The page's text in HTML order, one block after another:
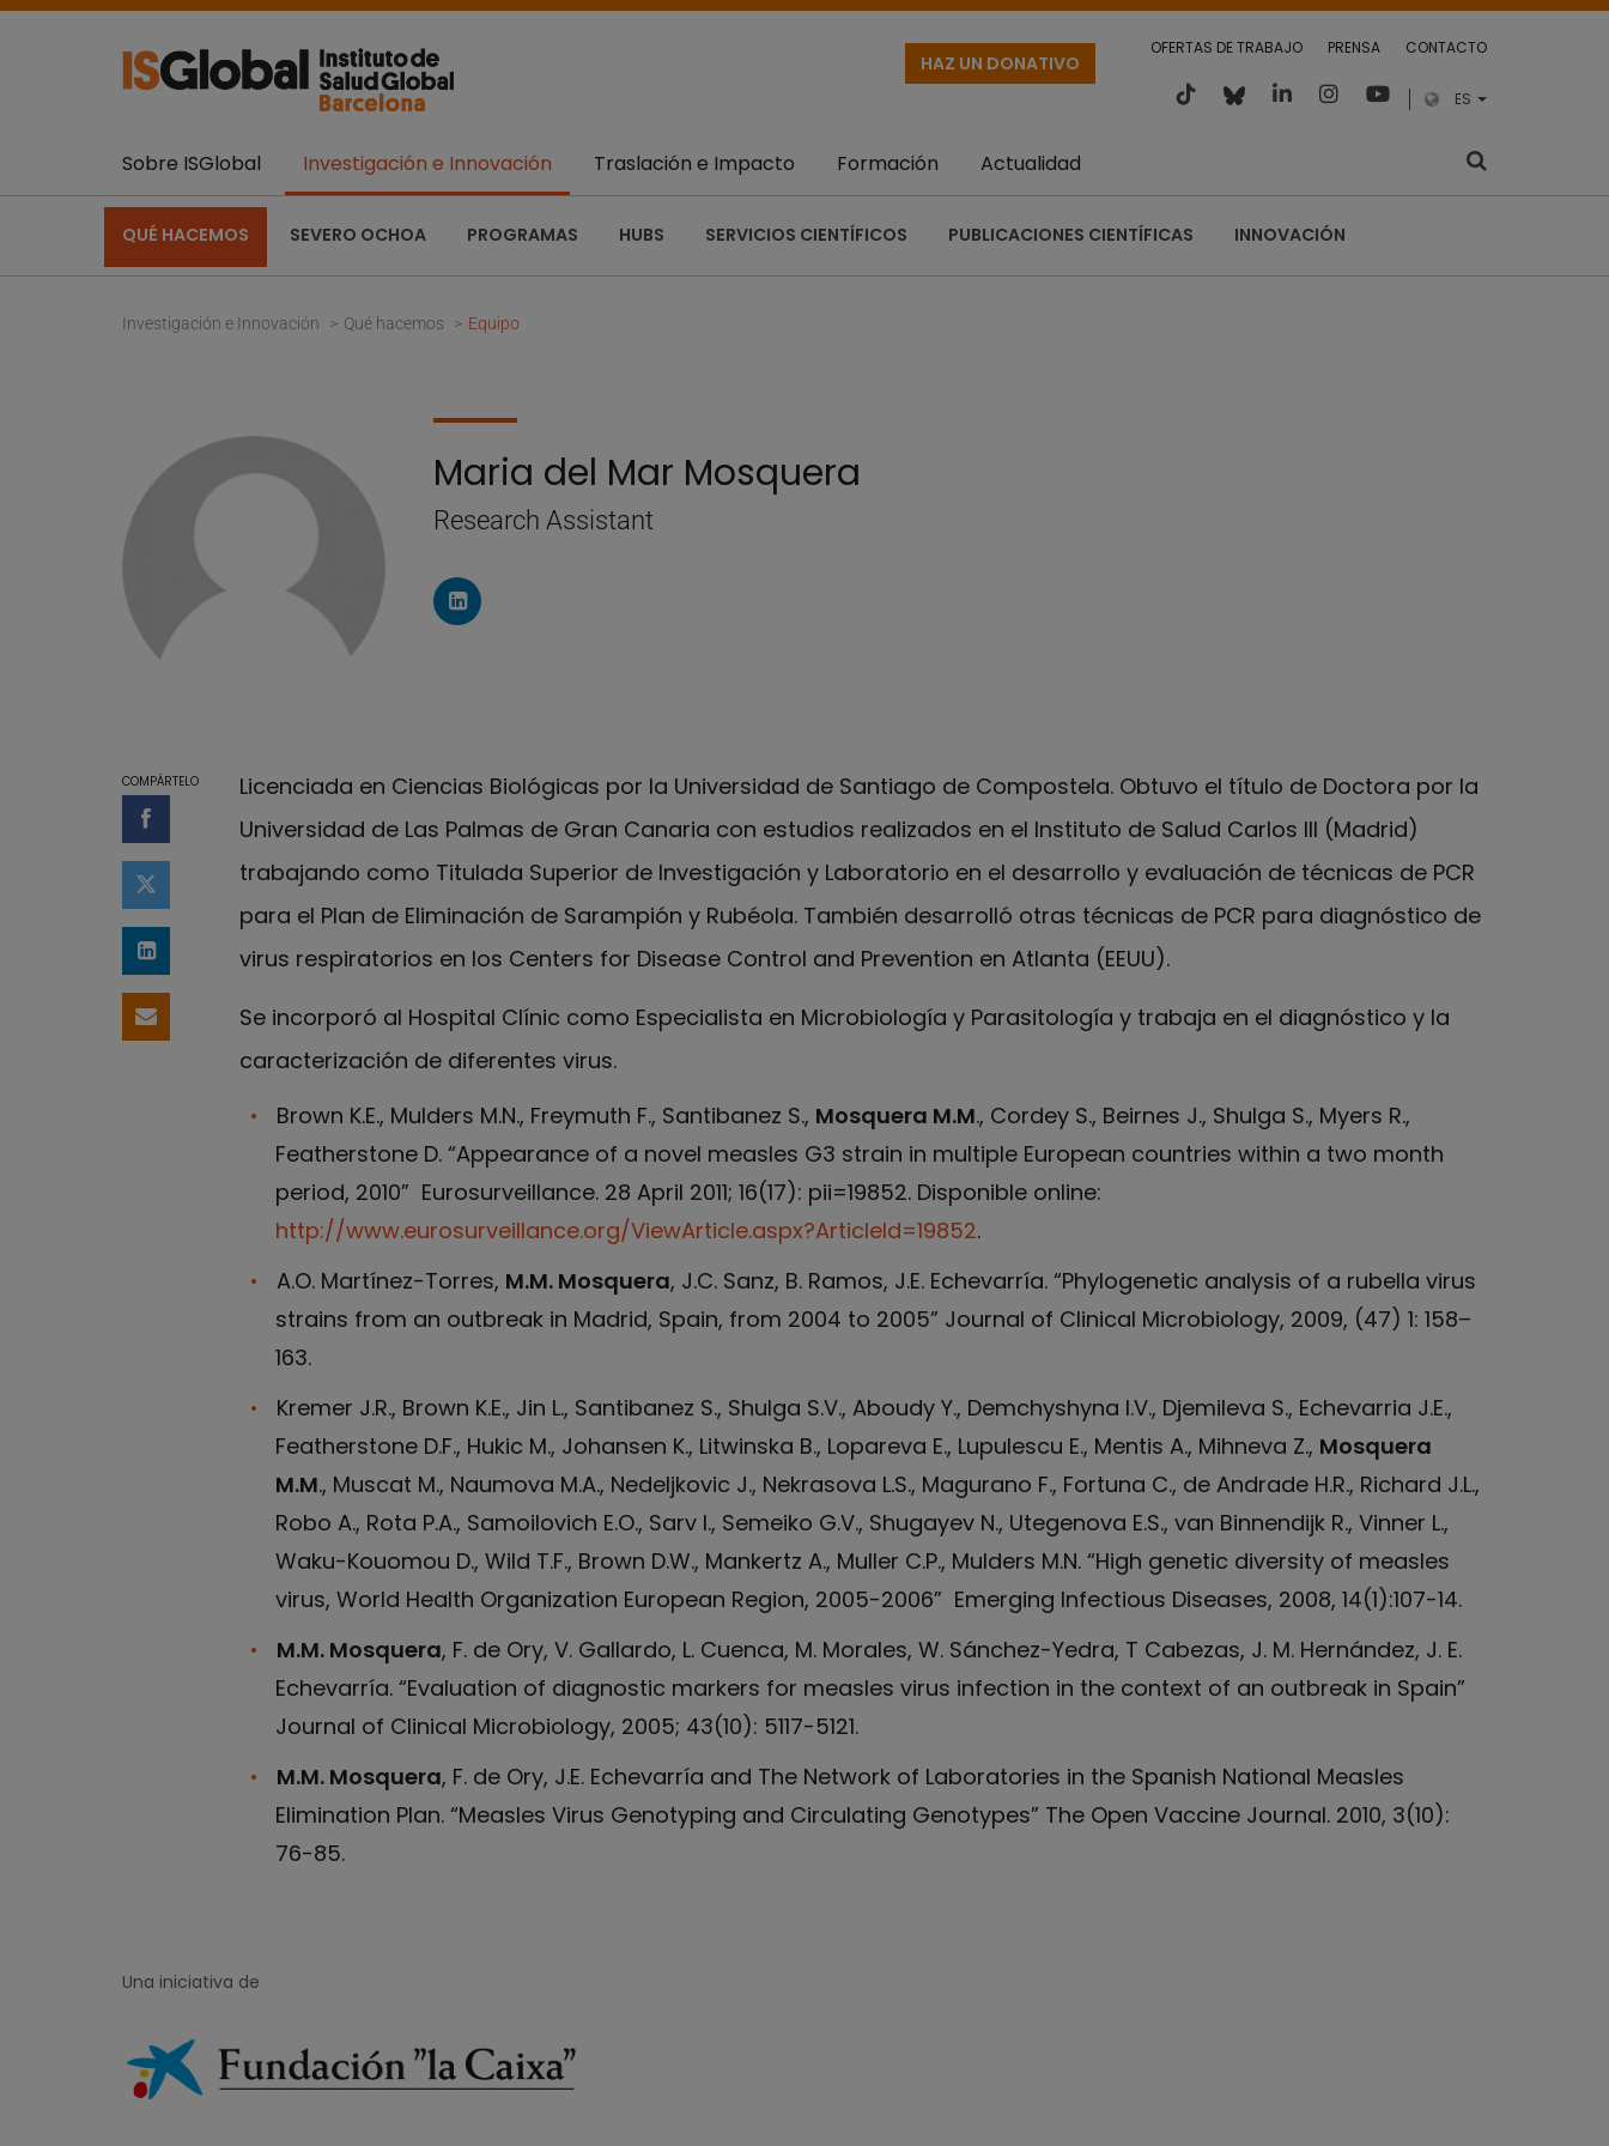
OFERTAS DE TRABAJO PRENSA CONTACTO
ES
HAZ UN DONATIVO
Sobre ISGlobal Investigación e Innovación
QUÉ HACEMOS SEVERO OCHOA PROGRAMAS HUBS SERVICIOS CIENTÍFICOS PUBLICACIONES CIENTÍFICAS INNOVACIÓN
Traslación e Impacto Formación Actualidad
Investigación e Innovación Qué hacemos Equipo
Maria del Mar Mosquera
Research Assistant
Perfil de Linkedin de Maria del Mar Mosquera
COMPÁRTELO
Compartir en Facebook
Compartir en Twitter
Compartir en LinkedIn
Compartir por email
Licenciada en Ciencias Biológicas por la Universidad de Santiago de Compostela. Obtuvo el título de Doctora por la
Universidad de Las Palmas de Gran Canaria con estudios realizados en el Instituto de Salud Carlos III (Madrid)
trabajando como Titulada Superior de Investigación y Laboratorio en el desarrollo y evaluación de técnicas de PCR
para el Plan de Eliminación de Sarampión y Rubéola. También desarrolló otras técnicas de PCR para diagnóstico de
virus respiratorios en los Centers for Disease Control and Prevention en Atlanta (EEUU).
Se incorporó al Hospital Clínic como Especialista en Microbiología y Parasitología y trabaja en el diagnóstico y la
caracterización de diferentes virus.
Brown K.E., Mulders M.N., Freymuth F., Santibanez S., Mosquera M.M., Cordey S., Beirnes J., Shulga S., Myers R.,
Featherstone D. “Appearance of a novel measles G3 strain in multiple European countries within a two month
period, 2010” Eurosurveillance. 28 April 2011; 16(17): pii=19852. Disponible online:
http://www.eurosurveillance.org/ViewArticle.aspx?ArticleId=19852.
A.O. Martínez-Torres, M.M. Mosquera, J.C. Sanz, B. Ramos, J.E. Echevarría. “Phylogenetic analysis of a rubella virus
strains from an outbreak in Madrid, Spain, from 2004 to 2005” Journal of Clinical Microbiology, 2009, (47) 1: 158–
163.
Kremer J.R., Brown K.E., Jin L., Santibanez S., Shulga S.V., Aboudy Y., Demchyshyna I.V., Djemileva S., Echevarria J.E.,
Featherstone D.F., Hukic M., Johansen K., Litwinska B., Lopareva E., Lupulescu E., Mentis A., Mihneva Z., Mosquera
M.M., Muscat M., Naumova M.A., Nedeljkovic J., Nekrasova L.S., Magurano F., Fortuna C., de Andrade H.R., Richard J.L.,
Robo A., Rota P.A., Samoilovich E.O., Sarv I., Semeiko G.V., Shugayev N., Utegenova E.S., van Binnendijk R., Vinner L.,
Waku-Kouomou D., Wild T.F., Brown D.W., Mankertz A., Muller C.P., Mulders M.N. “High genetic diversity of measles
virus, World Health Organization European Region, 2005-2006” Emerging Infectious Diseases, 2008, 14(1):107-14.
M.M. Mosquera, F. de Ory, V. Gallardo, L. Cuenca, M. Morales, W. Sánchez-Yedra, T Cabezas, J. M. Hernández, J. E.
Echevarría. “Evaluation of diagnostic markers for measles virus infection in the context of an outbreak in Spain”
Journal of Clinical Microbiology, 2005; 43(10): 5117-5121.
M.M. Mosquera, F. de Ory, J.E. Echevarría and The Network of Laboratories in the Spanish National Measles
Elimination Plan. “Measles Virus Genotyping and Circulating Genotypes” The Open Vaccine Journal. 2010, 3(10):
76-85.
Una iniciativa de